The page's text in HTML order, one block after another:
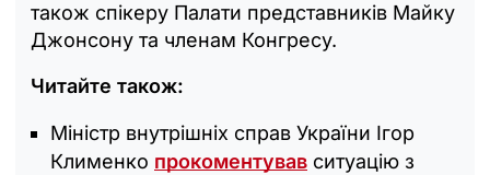
також спікеру Палати представників Майку
Джонсону та членам Конгресу.
Читайте також:
Міністр внутрішніх справ України Ігор
Клименко прокоментував ситуацію з